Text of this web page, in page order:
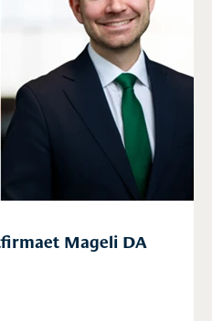
Mageli DA